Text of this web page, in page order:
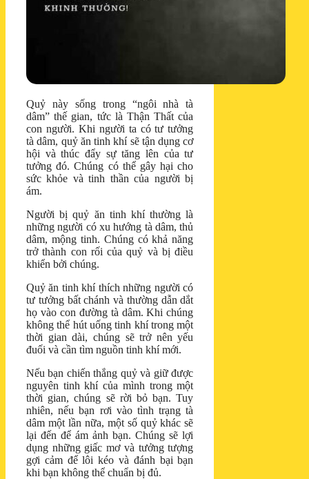
Quỷ này sống trong “ngôi nhà tà
dâm” thế gian, tức là Thận Thất của
con người. Khi người ta có tư tưởng
tà dâm, quỷ ăn tinh khí sẽ tận dụng cơ
hội và thúc đẩy sự tăng lên của tư
tưởng đó. Chúng có thể gây hại cho
sức khỏe và tinh thần của người bị
ám.
Người bị quỷ ăn tinh khí thường là
những người có xu hướng tà dâm, thủ
dâm, mộng tinh. Chúng có khả năng
trở thành con rối của quỷ và bị điều
khiển bởi chúng.
Quỷ ăn tinh khí thích những người có
tư tưởng bất chánh và thường dẫn dắt
họ vào con đường tà dâm. Khi chúng
không thể hút uống tinh khí trong một
thời gian dài, chúng sẽ trở nên yếu
đuối và cần tìm nguồn tinh khí mới.
Nếu bạn chiến thắng quỷ và giữ được
nguyên tinh khí của mình trong một
thời gian, chúng sẽ rời bỏ bạn. Tuy
nhiên, nếu bạn rơi vào tình trạng tà
dâm một lần nữa, một số quỷ khác sẽ
lại đến để ám ảnh bạn. Chúng sẽ lợi
dụng những giấc mơ và tưởng tượng
gợi cảm để lôi kéo và đánh bại bạn
khi bạn không thể chuẩn bị đủ.